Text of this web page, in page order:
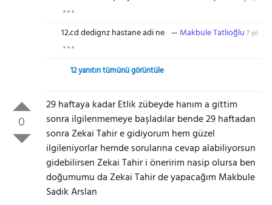
12.cd dedignz hastane adi ne Makbule Tatlıoğlu 7 yıl
12 yanıtın tümünü görüntüle
0
29 haftaya kadar Etlik zübeyde hanım a gittim
sonra ilgilenmemeye başladılar bende 29 haftadan
sonra Zekai Tahir e gidiyorum hem güzel
ilgileniyorlar hemde sorularına cevap alabiliyorsun
gidebilirsen Zekai Tahir i öneririm nasip olursa ben
doğumumu da Zekai Tahir de yapacağım Makbule
Sadık Arslan